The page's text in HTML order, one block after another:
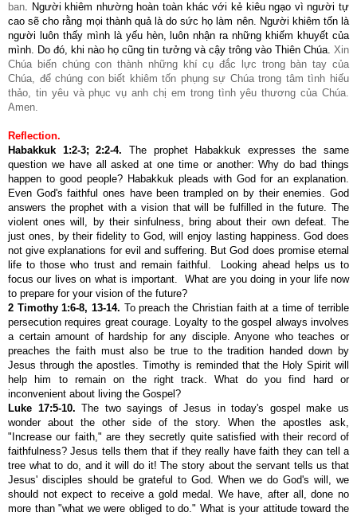
ban. Người khiêm nhường hoàn toàn khác với kẻ kiêu ngạo vì người tự
cao sẽ cho rằng mọi thành quả là do sức họ làm nên. Người khiêm tốn là
người luôn thấy mình là yếu hèn, luôn nhận ra những khiếm khuyết của
mình. Do đó, khi nào họ cũng tin tưởng và cậy trông vào Thiên Chúa. Xin
Chúa biến chúng con thành những khí cụ đắc lực trong bàn tay của
Chúa, để chúng con biết khiêm tốn phụng sự Chúa trong tâm tình hiếu
thảo, tin yêu và phục vụ anh chị em trong tình yêu thương của Chúa.
Amen.
Reflection.
Habakkuk 1:2-3; 2:2-4. The prophet Habakkuk expresses the same
question we have all asked at one time or another: Why do bad things
happen to good people? Habakkuk pleads with God for an explanation.
Even God's faithful ones have been trampled on by their enemies. God
answers the prophet with a vision that will be fulfilled in the future. The
violent ones will, by their sinfulness, bring about their own defeat. The
just ones, by their fidelity to God, will enjoy lasting happiness. God does
not give explanations for evil and suffering. But God does promise eternal
life to those who trust and remain faithful. Looking ahead helps us to
focus our lives on what is important. What are you doing in your life now
to prepare for your vision of the future?
2 Timothy 1:6-8, 13-14. To preach the Christian faith at a time of terrible
persecution requires great courage. Loyalty to the gospel always involves
a certain amount of hardship for any disciple. Anyone who teaches or
preaches the faith must also be true to the tradition handed down by
Jesus through the apostles. Timothy is reminded that the Holy Spirit will
help him to remain on the right track. What do you find hard or
inconvenient about living the Gospel?
Luke 17:5-10.The two sayings of Jesus in today's gospel make us
wonder about the other side of the story. When the apostles ask,
"Increase our faith," are they secretly quite satisfied with their record of
faithfulness? Jesus tells them that if they really have faith they can tell a
tree what to do, and it will do it! The story about the servant tells us that
Jesus' disciples should be grateful to God. When we do God's will, we
should not expect to receive a gold medal. We have, after all, done no
more than "what we were obliged to do." What is your attitude toward the